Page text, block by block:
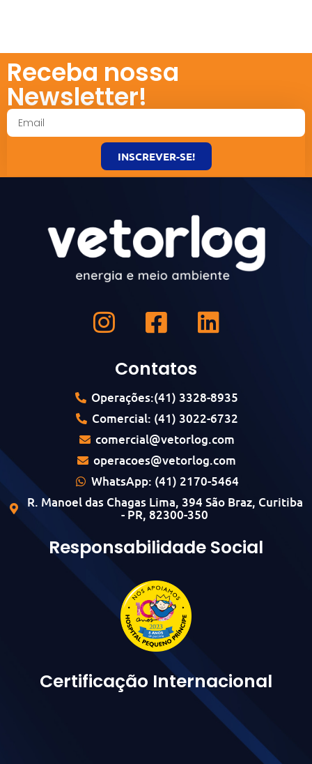
Receba nossa
Newsletter!
INSCREVER-SE!
Contatos
Operações:(41) 3328-8935
Comercial: (41) 3022-6732
comercial@vetorlog.com
operacoes@vetorlog.com
WhatsApp: (41) 2170-5464
R. Manoel das Chagas Lima, 394 São Braz, Curitiba
- PR, 82300-350
Responsabilidade Social
Certificação Internacional